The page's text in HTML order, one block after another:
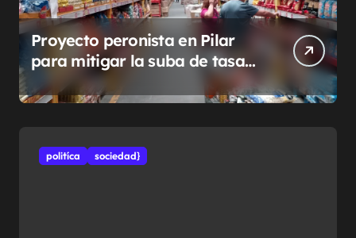
Proyecto peronista en Pilar
para mitigar la suba de tasas
municipales
politíca sociedad}